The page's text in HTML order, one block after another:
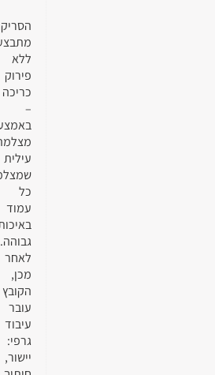
ללא
פירוק
כריכה
–
עילית
כל
עמוד
גבוהה.
לאחר
מכן,
הקובץ
עובר
עיבוד
גרפי:
יישור,